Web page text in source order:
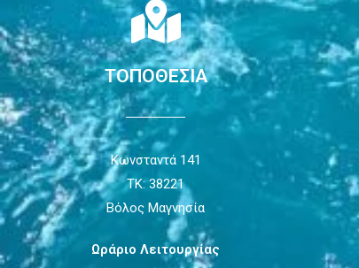
ΤΟΠΟΘΕΣΙΑ
Κωνσταντά 141
ΤΚ: 38221
Βόλος Μαγνησία
Ωράριο Λειτουργίας